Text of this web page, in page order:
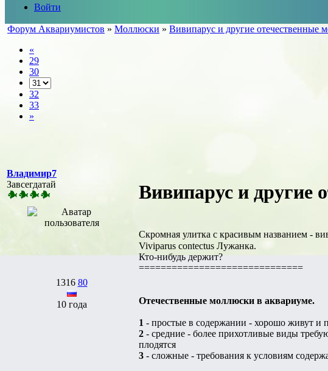
Войти
Форум Аквариумистов » Моллюски » Вивипарус и другие отечественные
«
29
30
32
33
»
Владимир7
Завсегдатай
1316 80
10 года
Вивипарус и другие
Скромная улитка с красивым названием -
Viviparus contectus Лужанка.
Кто-нибудь держит?
==============================
Отечественные моллюски в аквариуме.
1 - простые в содержании - хорошо живут и
2 - средние - более прихотливые виды
плодятся
3 - сложные - требования к условиям